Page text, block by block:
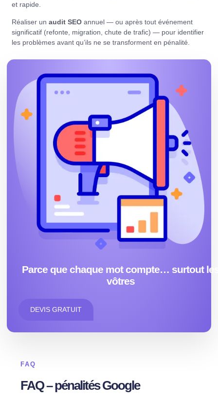
et rapide.
Réaliser un audit SEO annuel — ou après tout événement
significatif (refonte, migration, chute de trafic) — pour identifier
les problèmes avant qu’ils ne se transforment en pénalité.
Parce que chaque mot compte… surtout
vôtres
DEVIS GRATUIT
FAQ
FAQ – pénalités Google